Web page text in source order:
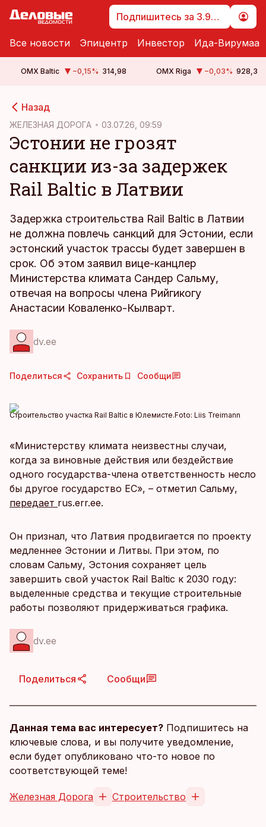
Подпишитесь за 3.99 €
Все новости Эпицентр Инвестор Ида-Вирумаа
OMX Baltic −0,15% 314,98 OMX Riga −0,03% 928,3
Назад
ЖЕЛЕЗНАЯ ДОРОГА 03.07.26, 09:59
Эстонии не грозят
санкции из-за задержек
Rail Baltic в Латвии
Задержка строительства Rail Baltic в Латвии
не должна повлечь санкций для Эстонии, если
эстонский участок трассы будет завершен в
срок. Об этом заявил вице-канцлер
Министерства климата Сандер Сальму,
отвечая на вопросы члена Рийгикогу
Анастасии Коваленко-Кылварт.
dv.ee
Поделиться Сохранить Сообщи
Строительство участка Rail Baltic в Юлемисте.Foto: Liis Treimann
«Министерству климата неизвестны случаи,
когда за виновные действия или бездействие
одного государства-члена ответственность несло
бы другое государство ЕС», – отметил Сальму,
передает rus.err.ee.
Он признал, что Латвия продвигается по проекту
медленнее Эстонии и Литвы. При этом, по
словам Сальму, Эстония сохраняет цель
завершить свой участок Rail Baltic к 2030 году:
выделенные средства и текущие строительные
работы позволяют придерживаться графика.
dv.ee
Поделиться Сообщи
Данная тема вас интересует? Подпишитесь на
ключевые слова, и вы получите уведомление,
если будет опубликовано что-то новое по
соответствующей теме!
Железная Дорога Строительство